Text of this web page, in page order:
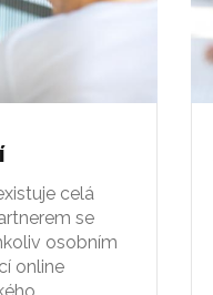
celá
se
osobním
online